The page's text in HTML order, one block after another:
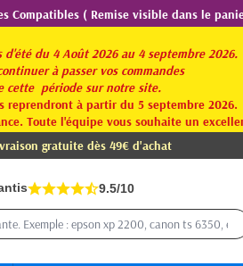
Compatibles ( Remise visible dans le
d'été du 4 Août 2026 au 4 septembre 2026.
à passer vos commandes
cette période sur notre site.
reprendront à partir du 5 septembre 2026.
Toute l'équipe vous souhaite un
gratuite dès 49€ d'achat
9.5/10